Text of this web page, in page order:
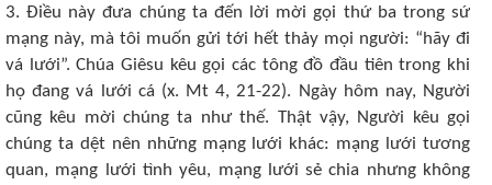
3. Điều này đưa chúng ta đến lời mời gọi thứ ba trong sứ
mạng này, mà tôi muốn gửi tới hết thảy mọi người: “hãy đi
vá lưới”. Chúa Giêsu kêu gọi các tông đồ đầu tiên trong khi
họ đang vá lưới cá (x. Mt 4, 21-22). Ngày hôm nay, Người
cũng kêu mời chúng ta như thế. Thật vậy, Người kêu gọi
chúng ta dệt nên những mạng lưới khác: mạng lưới tương
quan, mạng lưới tình yêu, mạng lưới sẻ chia nhưng không